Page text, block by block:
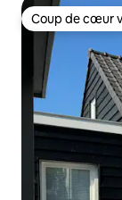
Coup de cœur
Coup de cœur